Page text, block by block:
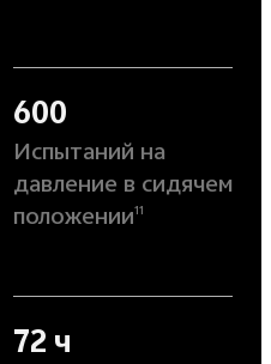
600
Испытаний на
давление в сидячем
положении11
72 ч